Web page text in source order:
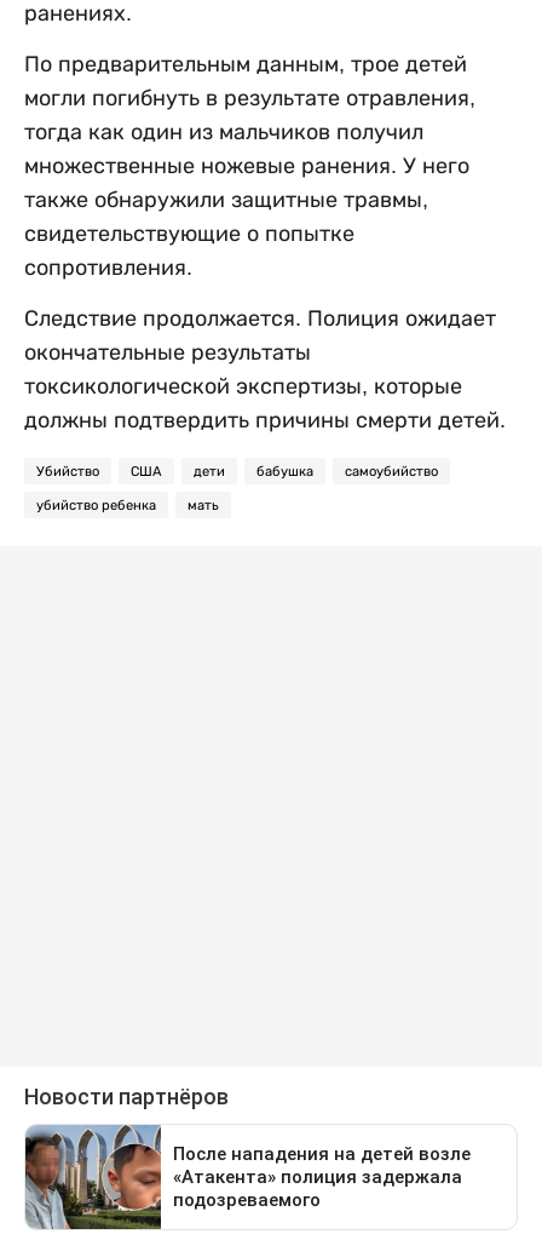
ранениях.
По предварительным данным, трое детей
могли погибнуть в результате отравления,
тогда как один из мальчиков получил
множественные ножевые ранения. У него
также обнаружили защитные травмы,
свидетельствующие о попытке
сопротивления.
Следствие продолжается. Полиция ожидает
окончательные результаты
токсикологической экспертизы, которые
должны подтвердить причины смерти детей.
Убийство США дети бабушка самоубийство
убийство ребенка мать